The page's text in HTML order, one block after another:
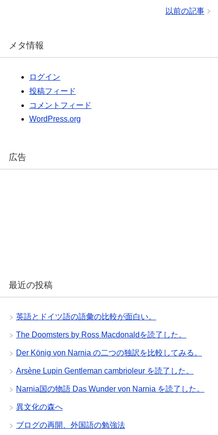
以前の記事
メタ情報
ログイン
投稿フィード
コメントフィード
WordPress.org
広告
最近の投稿
英語とドイツ語の語彙の比較が面白い。
The Doomsters by Ross Macdonaldを読了した。
Der König von Narnia の二つの独訳を比較してみる。
Arsène Lupin Gentleman cambrioleur を読了した。
Narnia国の物語 Das Wunder von Narnia を読了した。
異文化の森へ
ブログの再開、外国語の勉強法